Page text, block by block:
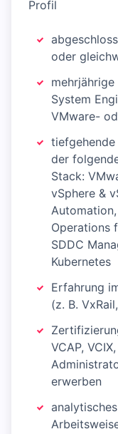
Profil
oder
System
VMware-
tiefgehende
der
Stack:
vSphere &
Operations
SDDC
Kubernetes
Erfahrung
(z. B.
VCAP,
erwerben